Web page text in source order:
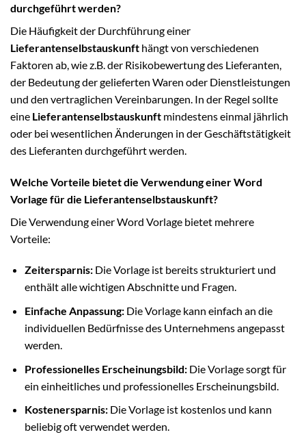
durchgeführt werden?
Die Häufigkeit der Durchführung einer
Lieferantenselbstauskunft hängt von verschiedenen
Faktoren ab, wie z.B. der Risikobewertung des Lieferanten,
der Bedeutung der gelieferten Waren oder Dienstleistungen
und den vertraglichen Vereinbarungen. In der Regel sollte
eine Lieferantenselbstauskunft mindestens einmal jährlich
oder bei wesentlichen Änderungen in der Geschäftstätigkeit
des Lieferanten durchgeführt werden.
Welche Vorteile bietet die Verwendung einer Word
Vorlage für die Lieferantenselbstauskunft?
Die Verwendung einer Word Vorlage bietet mehrere
Vorteile:
Zeitersparnis:Die Vorlage ist bereits strukturiert und
enthält alle wichtigen Abschnitte und Fragen.
Einfache Anpassung:Die Vorlage kann einfach an die
individuellen Bedürfnisse des Unternehmens angepasst
werden.
Professionelles Erscheinungsbild:Die Vorlage sorgt für
ein einheitliches und professionelles Erscheinungsbild.
Kostenersparnis:Die Vorlage ist kostenlos und kann
beliebig oft verwendet werden.